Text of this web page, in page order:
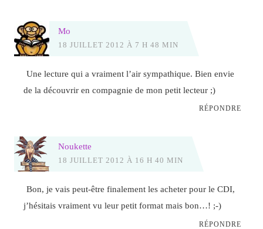
Mo
18 JUILLET 2012 À 7 H 48 MIN
Une lecture qui a vraiment l’air sympathique. Bien envie
de la découvrir en compagnie de mon petit lecteur ;)
RÉPONDRE
Noukette
18 JUILLET 2012 À 16 H 40 MIN
Bon, je vais peut-être finalement les acheter pour le CDI,
j’hésitais vraiment vu leur petit format mais bon…! ;-)
RÉPONDRE